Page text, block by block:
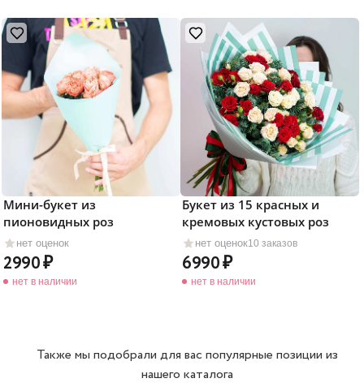
нет оценок
Мини-букет из
пионовидных роз
2990
нет в наличии
нет оценок10 заказов
Букет из 15 красных и
кремовых кустовых роз
6990
нет в наличии
Также мы подобрали для вас популярные позиции из
нашего каталога